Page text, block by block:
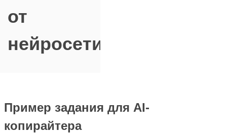
от
нейросети
Пример задания для AI-
копирайтера